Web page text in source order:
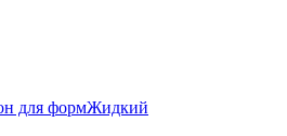
для формЖидкий